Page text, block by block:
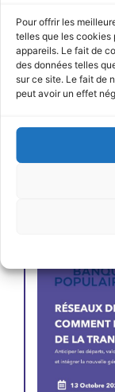
Pour offrir les
telles que les cookies
appareils. Le fait de
des données telles
sur ce site. Le fait de
peut avoir un effet